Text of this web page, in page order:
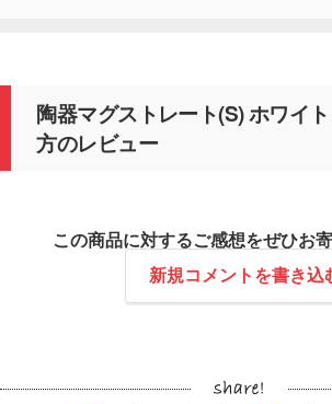
陶器マグストレート(S) ホワイ
方のレビュー
この商品に対するご感想をぜひお寄
新規コメントを書き込